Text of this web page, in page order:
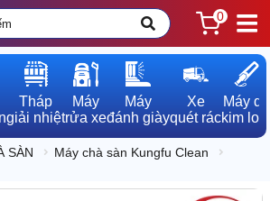
0
Tháp
giải nhiệt
Máy
rửa xe
Máy
đánh giày
Xe
quét rác
Máy dò
kim loại
SÀN
Máy chà sàn Kungfu Clean